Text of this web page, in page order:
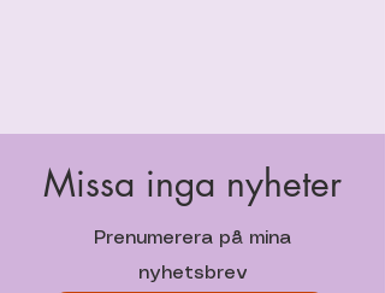
Missa inga nyheter
Prenumerera på mina
nyhetsbrev